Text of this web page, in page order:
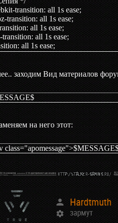
transition: all 1s ease;
transition: all 1s ease;
all 1s ease;
transition: all 1s ease;
all 1s ease;
filter: sepia(100%);
== 433
href="' +
a>');
{
заходим Вид материалов
на него этот: